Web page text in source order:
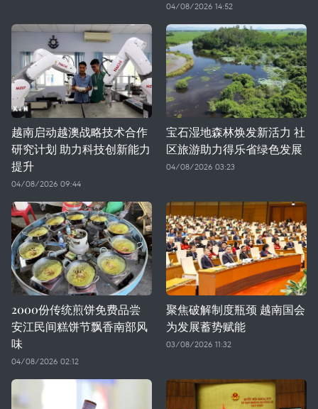
04/08/2026 14:52
越南启动越澳战略技术合作
研究计划 助力科技创新能力
提升
04/08/2026 09:44
宝石湿地森林焕发新活力 社
区旅游助力得乐省绿色发展
04/08/2026 03:23
2000份传统煎饼免费品尝
安江民间糕饼节飘香南部风
味
04/08/2026 02:12
聚焦破解制度瓶颈 越南国会
为发展蓄势赋能
03/08/2026 11:32